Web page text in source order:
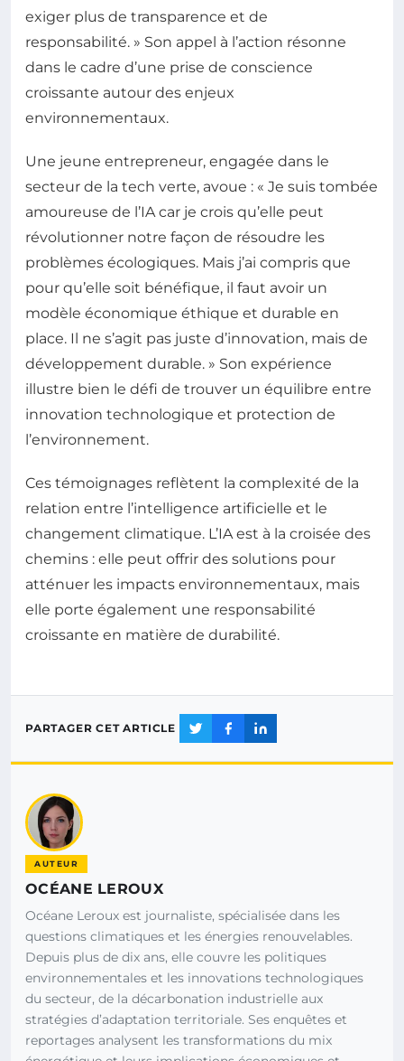
exiger plus de transparence et de
responsabilité. » Son appel à l’action résonne
dans le cadre d’une prise de conscience
croissante autour des enjeux
environnementaux.
Une jeune entrepreneur, engagée dans le
secteur de la tech verte, avoue : « Je suis tombée
amoureuse de l’IA car je crois qu’elle peut
révolutionner notre façon de résoudre les
problèmes écologiques. Mais j’ai compris que
pour qu’elle soit bénéfique, il faut avoir un
modèle économique éthique et durable en
place. Il ne s’agit pas juste d’innovation, mais de
développement durable. » Son expérience
illustre bien le défi de trouver un équilibre entre
innovation technologique et protection de
l’environnement.
Ces témoignages reflètent la complexité de la
relation entre l’intelligence artificielle et le
changement climatique. L’IA est à la croisée des
chemins : elle peut offrir des solutions pour
atténuer les impacts environnementaux, mais
elle porte également une responsabilité
croissante en matière de durabilité.
PARTAGER CET ARTICLE
AUTEUR
OCÉANE LEROUX
Océane Leroux est journaliste, spécialisée dans les
questions climatiques et les énergies renouvelables.
Depuis plus de dix ans, elle couvre les politiques
environnementales et les innovations technologiques
du secteur, de la décarbonation industrielle aux
stratégies d’adaptation territoriale. Ses enquêtes et
reportages analysent les transformations du mix